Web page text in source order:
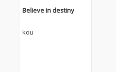
Believe in destiny
kou